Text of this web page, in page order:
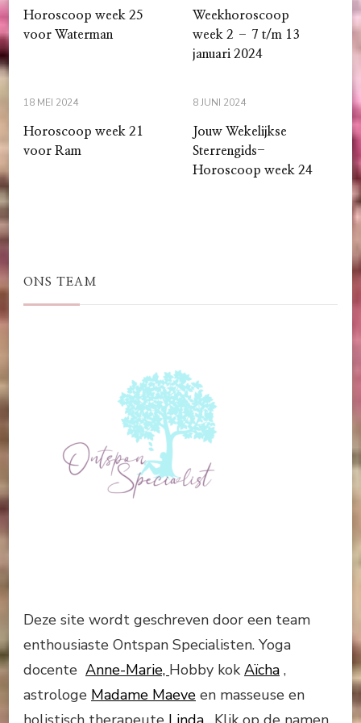
Horoscoop week 25
voor Waterman
Weekhoroscoop
week 2 – 7 t/m 13
januari 2024
18 MEI 2024
Horoscoop week 21
voor Ram
8 JUNI 2024
Jouw Wekelijkse
Sterrengids-
Horoscoop week 24
ONS TEAM
Deze site wordt geschreven door een team
enthousiaste Ontspan Specialisten. Yoga
docente Anne-Marie, Hobby kok Aïcha ,
astrologe Madame Maeve en masseuse en